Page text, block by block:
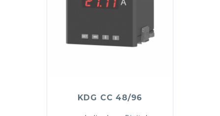
KDG CC 48/96